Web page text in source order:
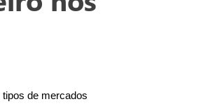
de mercados